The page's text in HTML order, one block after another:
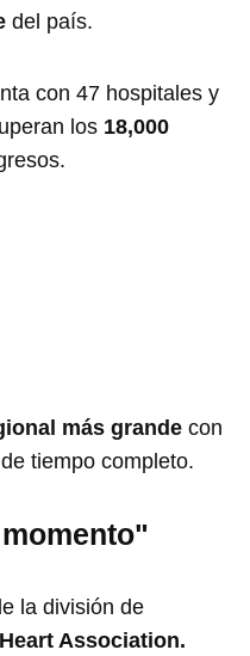
del país.
con 47 hospitales y
los 18,000
más grande con
tiempo completo.
la división de
Association.